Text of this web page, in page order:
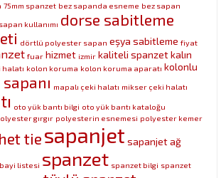
75mm spanzet bez sapanda esneme bez sapan
kullanımı dorse sabitleme
dörtlü polyester sapan eşya sabitleme fiyat
fuar hizmet izmir kaliteli spanzetkalın
kolon koruma kolon koruma aparatı kolonlu
mapalı çeki halatı mikser çeki halatı
oto yük bantı bilgi oto yük bantı kataloğu
gırgır polyesterin esnemesi polyester kemer
tiesapanjet sapanjet ağ
listesi spanzet spanzet bilgi spanzet